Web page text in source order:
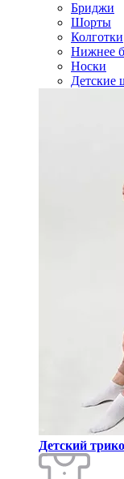
Бриджи
Шорты
Колготки
Нижнее
Носки
Детские
Детский